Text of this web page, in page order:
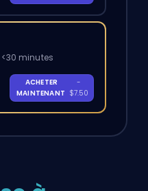
minutes
ACHETER
MAINTENANT
-
$7.50